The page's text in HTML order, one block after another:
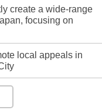
create a wide-range
focusing on
local appeals in